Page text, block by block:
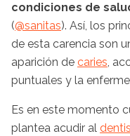
condiciones de
(@sanitas). Así, los
de esta carencia son
aparición de caries,
puntuales y la
Es en este momento
plantea acudir al